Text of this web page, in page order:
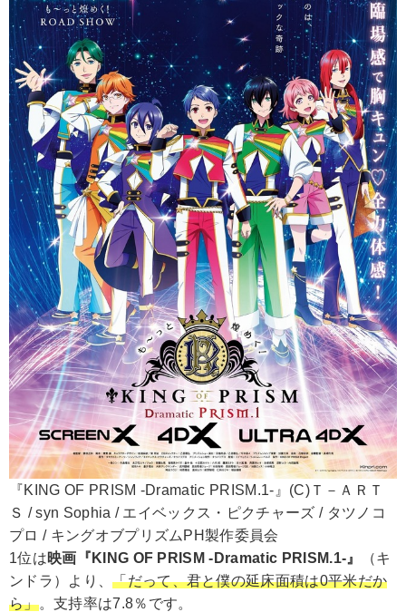
『KING OF PRISM -Dramatic PRISM.1-』(C)Ｔ－ＡＲＴ
Ｓ / syn Sophia / エイベックス・ピクチャーズ / タツノコ
プロ / キングオブプリズムPH製作委員会
1位は映画『KING OF PRISM -Dramatic PRISM.1-』
（キ
ンドラ）より、「だって、君と僕の延床面積は0平米だか
ら」。支持率は7.8％です。